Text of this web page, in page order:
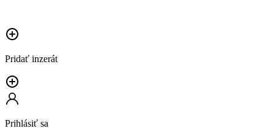
Pridať inzerát
Prihlásiť sa